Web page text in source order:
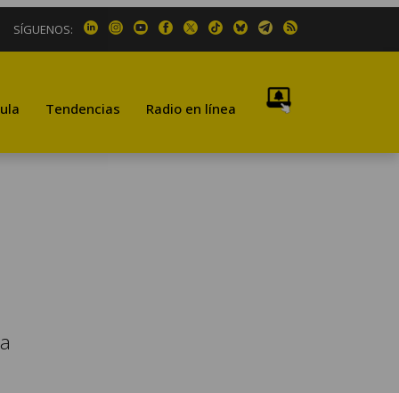
SÍGUENOS:
Tendencias Radio en línea